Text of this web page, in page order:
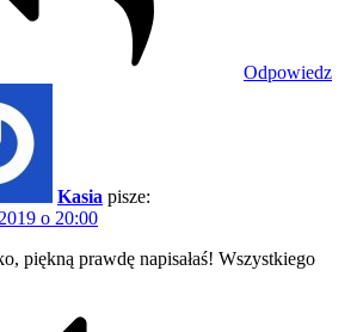
Odpowiedz
Kasia pisze:
o 20:00
piękną prawdę napisałaś! Wszystkiego